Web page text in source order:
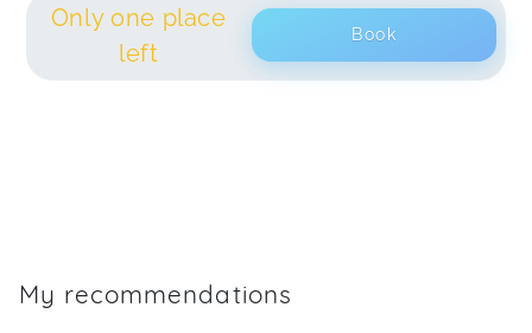
Only one place
left
Book
My recommendations